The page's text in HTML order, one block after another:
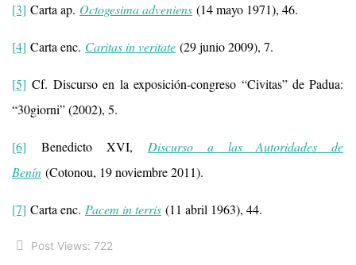
[3] Carta ap. Octogesima adveniens (14 mayo 1971), 46.
[4] Carta enc. Caritas in veritate (29 junio 2009), 7.
[5] Cf. Discurso en la exposición-congreso “Civitas” de Padua:
“30giorni” (2002), 5.
[6] Benedicto XVI,Discurso a las Autoridades de
Benín (Cotonou, 19 noviembre 2011).
[7] Carta enc.Pacem in terris (11 abril 1963), 44.
Post Views: 722